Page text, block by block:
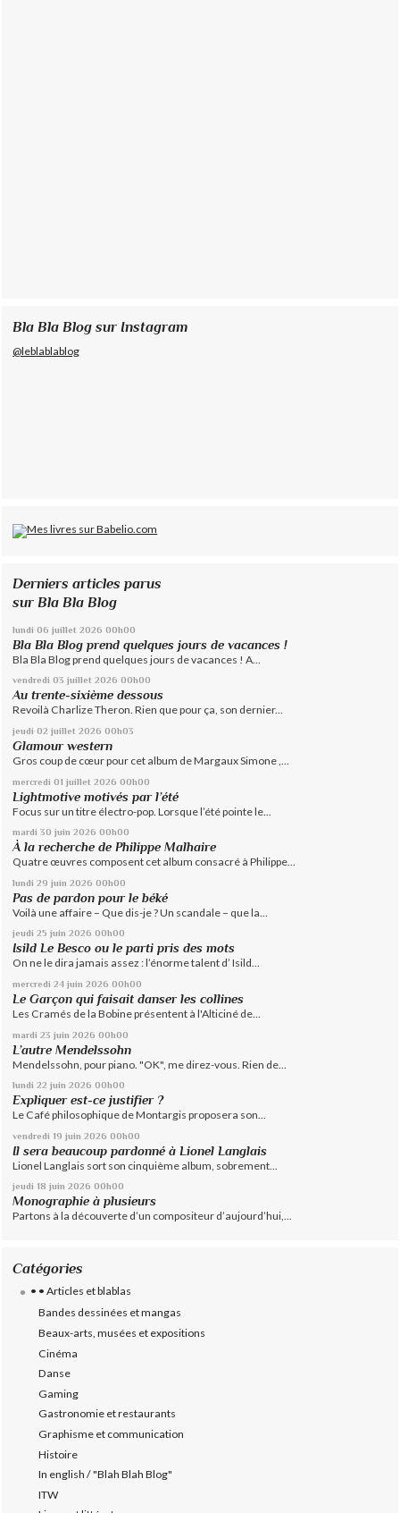
Bla Bla Blog sur Instagram
@leblablablog
Derniers articles parus
sur Bla Bla Blog
lundi 06 juillet 2026 00h00
Bla Bla Blog prend quelques jours de vacances !
Bla Bla Blog prend quelques jours de vacances ! A...
vendredi 03 juillet 2026 00h00
Au trente-sixième dessous
Revoilà Charlize Theron. Rien que pour ça, son dernier...
jeudi 02 juillet 2026 00h03
Glamour western
Gros coup de cœur pour cet album de Margaux Simone ,...
mercredi 01 juillet 2026 00h00
Lightmotive motivés par l’été
Focus sur un titre électro-pop. Lorsque l’été pointe le...
mardi 30 juin 2026 00h00
À la recherche de Philippe Malhaire
Quatre œuvres composent cet album consacré à Philippe...
lundi 29 juin 2026 00h00
Pas de pardon pour le béké
Voilà une affaire – Que dis-je ? Un scandale – que la...
jeudi 25 juin 2026 00h00
Isild Le Besco ou le parti pris des mots
On ne le dira jamais assez : l’énorme talent d’ Isild...
mercredi 24 juin 2026 00h00
Le Garçon qui faisait danser les collines
Les Cramés de la Bobine présentent à l'Alticiné de...
mardi 23 juin 2026 00h00
L’autre Mendelssohn
Mendelssohn, pour piano. "OK", me direz-vous. Rien de...
lundi 22 juin 2026 00h00
Expliquer est-ce justifier ?
Le Café philosophique de Montargis proposera son...
vendredi 19 juin 2026 00h00
Il sera beaucoup pardonné à Lionel Langlais
Lionel Langlais sort son cinquième album, sobrement...
jeudi 18 juin 2026 00h00
Monographie à plusieurs
Partons à la découverte d’un compositeur d’aujourd’hui,...
Catégories
• • Articles et blablas
Bandes dessinées et mangas
Beaux-arts, musées et expositions
Cinéma
Danse
Gaming
Gastronomie et restaurants
Graphisme et communication
Histoire
In english / "Blah Blah Blog"
ITW